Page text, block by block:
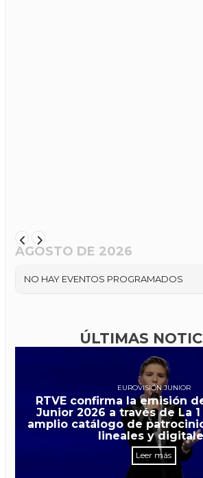
AGOSTO DE 2026
NO HAY EVENTOS PROGRAMADOS
ÚLTIMAS
EUROVISIÓN JUNIOR
RTVE confirma la emisión
Junior 2026 a través de La
amplio catálogo de
lineales y
Leer más